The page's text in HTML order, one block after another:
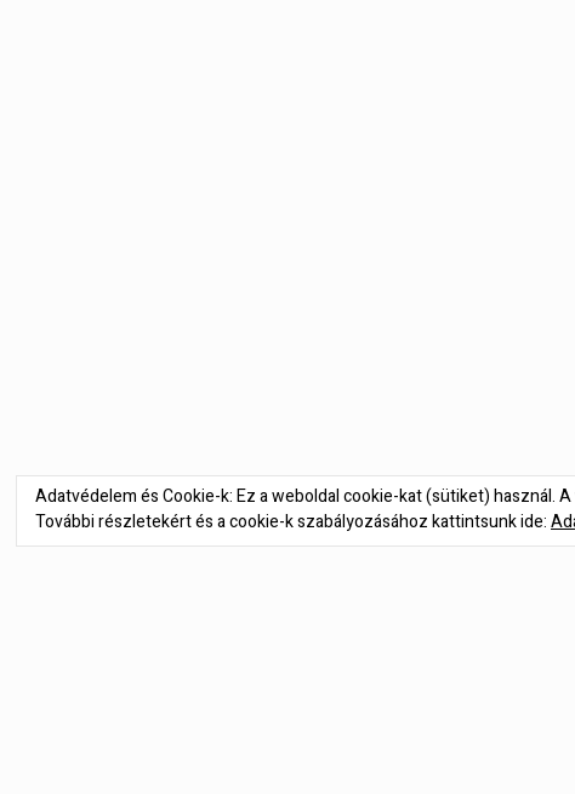
Adatvédelem és Cookie-k: Ez a weboldal cookie-kat (sütiket) használ.
További részletekért és a cookie-k szabályozásához kattintsunk ide: